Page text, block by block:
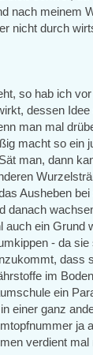
nach meinem
nicht durch
so hab ich
dessen
man mal
macht so ein
man, dann
Ausheben
danach
auch ein Grund
- da
dass
im
ein
einer ganz
ja
verdient